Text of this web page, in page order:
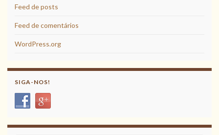
Feed de posts
Feed de comentários
WordPress.org
SIGA-NOS!